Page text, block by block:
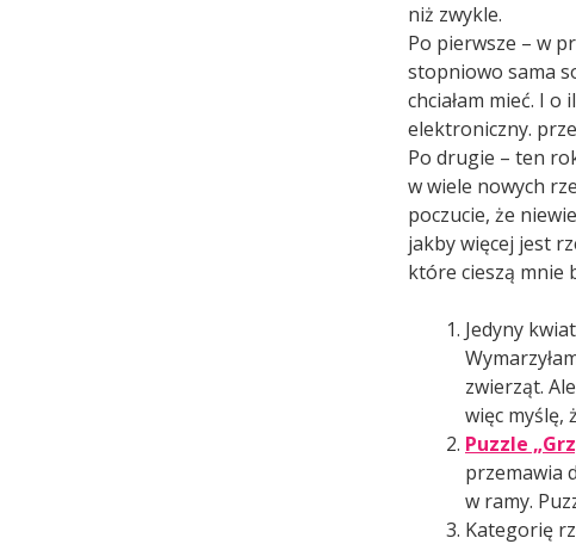
niż zwykle.
Po pierwsze – w
stopniowo sama
chciałam mieć. I
elektroniczny.
Po drugie – ten
w wiele nowych
poczucie, że
jakby więcej jest
które cieszą mnie
Jedyny
zwierząt.
więc myślę,
Puzzle
przemawia
w ramy.
Kategorię